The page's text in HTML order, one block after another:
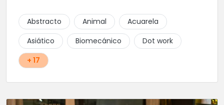
Abstracto Animal
Acuarela
Asiático
Biomecánico
Dot work
+ 17